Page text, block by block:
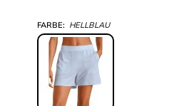
FARBE: HELLBLAU